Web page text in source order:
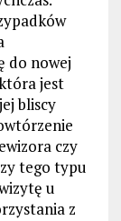
do nowej
jest
bliscy
czy
tego typu
u
z